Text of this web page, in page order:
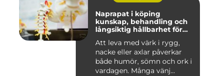
Naprapat i köping
kunskap, behandling och
långsiktig hållbarhet för
Att leva med värk i rygg,
nacke eller axlar påverkar
både humör, sömn och ork i
vardagen. Många vänj...